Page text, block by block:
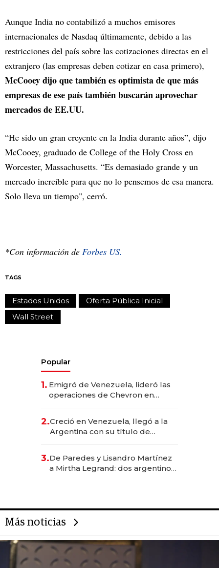
Aunque India no contabilizó a muchos emisores
internacionales de Nasdaq últimamente, debido a las
restricciones del país sobre las cotizaciones directas en el
extranjero (las empresas deben cotizar en casa primero),
McCooey dijo que también es optimista de que más
empresas de ese país también buscarán aprovechar
mercados de EE.UU.
“He sido un gran creyente en la India durante años”, dijo
McCooey, graduado de College of the Holy Cross en
Worcester, Massachusetts. “Es demasiado grande y un
mercado increíble para que no lo pensemos de esa manera.
Solo lleva un tiempo", cerró.
*Con información de Forbes US.
TAGS
Estados Unidos
Oferta Pública Inicial
Wall Street
Popular
1. Emigró de Venezuela, lideró las
operaciones de Chevron en
2.Creció en Venezuela, llegó a la
Argentina con su título de
las marcas "fast premium"
3.De Paredes y Lisandro Martínez
a Mirtha Legrand: dos argentinos
Más noticias